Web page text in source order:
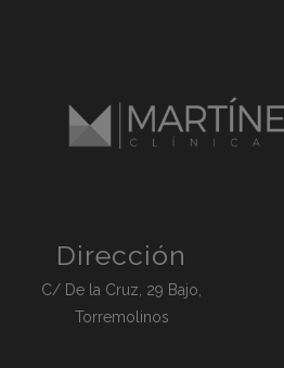
Dirección
C/ De la Cruz, 29 Bajo,
Torremolinos